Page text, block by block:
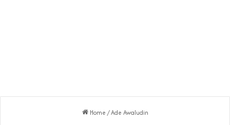
Home / Ade Awaludin